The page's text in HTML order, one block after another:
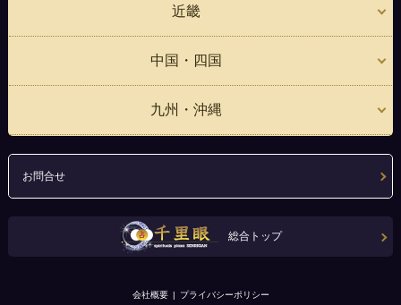
近畿
中国・四国
九州・沖縄
お問合せ
総合トップ
会社概要 プライバシーポリシー